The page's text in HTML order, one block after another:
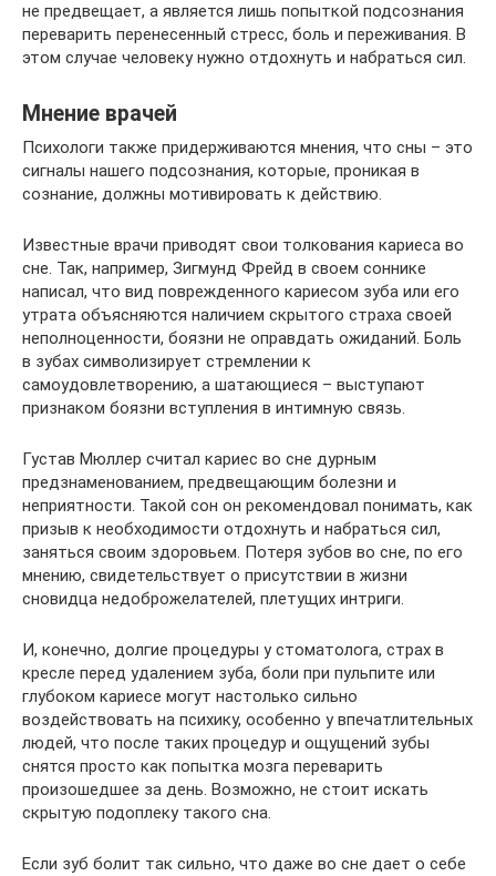
не предвещает, а является лишь попыткой подсознания
переварить перенесенный стресс, боль и переживания. В
этом случае человеку нужно отдохнуть и набраться сил.
Мнение врачей
Психологи также придерживаются мнения, что сны – это
сигналы нашего подсознания, которые, проникая в
сознание, должны мотивировать к действию.
Известные врачи приводят свои толкования кариеса во
сне. Так, например, Зигмунд Фрейд в своем соннике
написал, что вид поврежденного кариесом зуба или его
утрата объясняются наличием скрытого страха своей
неполноценности, боязни не оправдать ожиданий. Боль
в зубах символизирует стремлении к
самоудовлетворению, а шатающиеся – выступают
признаком боязни вступления в интимную связь.
Густав Мюллер считал кариес во сне дурным
предзнаменованием, предвещающим болезни и
неприятности. Такой сон он рекомендовал понимать, как
призыв к необходимости отдохнуть и набраться сил,
заняться своим здоровьем. Потеря зубов во сне, по его
мнению, свидетельствует о присутствии в жизни
сновидца недоброжелателей, плетущих интриги.
И, конечно, долгие процедуры у стоматолога, страх в
кресле перед удалением зуба, боли при пульпите или
глубоком кариесе могут настолько сильно
воздействовать на психику, особенно у впечатлительных
людей, что после таких процедур и ощущений зубы
снятся просто как попытка мозга переварить
произошедшее за день. Возможно, не стоит искать
скрытую подоплеку такого сна.
Если зуб болит так сильно, что даже во сне дает о себе